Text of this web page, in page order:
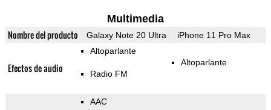
Multimedia
Nombre del producto Galaxy Note 20 Ultra iPhone 11 Pro Max
Efectos de audio
Altoparlante
Radio FM
Altoparlante
AAC